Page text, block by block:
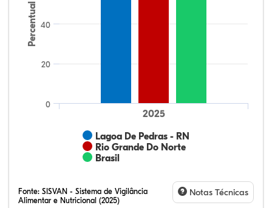
Percentual
Lagoa De Pedras - RN
Rio Grande Do Norte
Brasil
2025
0
20
40
Fonte: SISVAN - Sistema de Vigilância
Alimentar e Nutricional (2025)
Notas Técnicas